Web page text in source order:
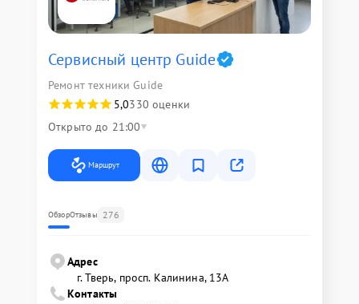
Сервисный центр Guide
Ремонт техники Guide
5,0330 оценки
Открыто до 21:00
Маршрут
ОбзорОтзывы 276
Адрес
г. Тверь, просп. Калинина, 13А
Контакты